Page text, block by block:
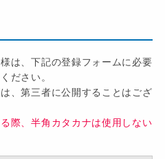
は、下記の登録フォームに必要
ださい。
、第三者に公開することはござ
際、半角カタカナは使用しない